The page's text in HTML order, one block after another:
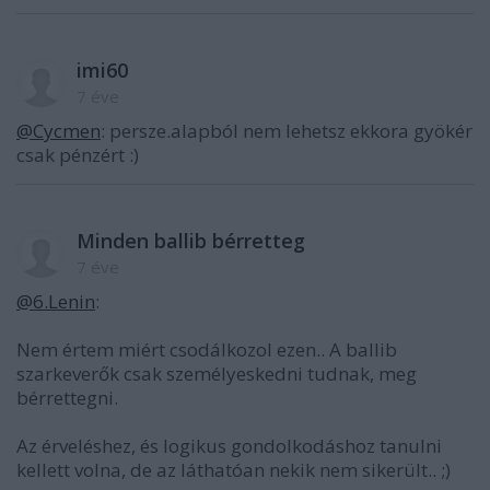
imi60
@Cycmen: persze.alapból nem lehetsz ekkora gyökér
csak pénzért :)
Minden ballib bérretteg
@6.Lenin:
Nem értem miért csodálkozol ezen.. A ballib
szarkeverők csak személyeskedni tudnak, meg
bérrettegni.
Az érveléshez, és logikus gondolkodáshoz tanulni
kellett volna, de az láthatóan nekik nem sikerült.. ;)